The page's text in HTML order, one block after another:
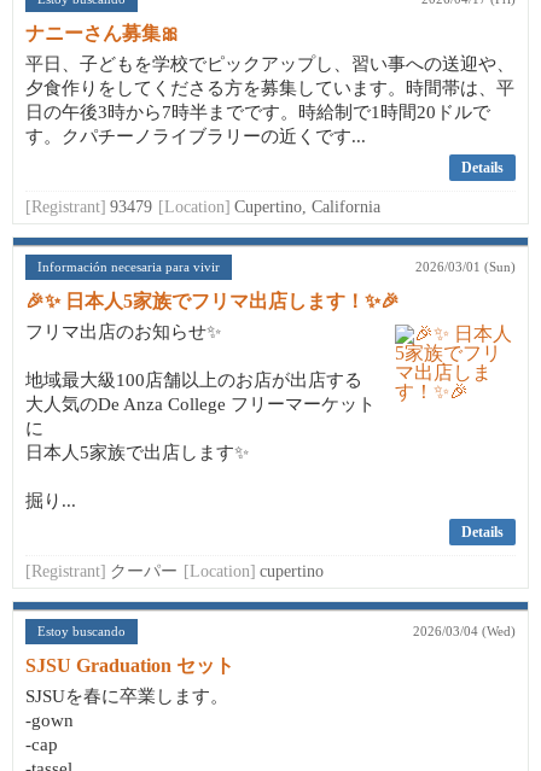
ナニーさん募集🎀
平日、子どもを学校でピックアップし、習い事への送迎や、
夕食作りをしてくださる方を募集しています。時間帯は、平
日の午後3時から7時半までです。時給制で1時間20ドルで
す。クパチーノライブラリーの近くです...
Details
[Registrant] 93479 [Location] Cupertino, California
Información necesaria para vivir 2026/03/01 (Sun)
🎉✨ 日本人5家族でフリマ出店します！✨🎉
フリマ出店のお知らせ✨
地域最大級100店舗以上のお店が出店する
大人気のDe Anza College フリーマーケット
に
日本人5家族で出店します✨
掘り...
Details
[Registrant] クーパー [Location] cupertino
Estoy buscando 2026/03/04 (Wed)
SJSU Graduation セット
SJSUを春に卒業します。
-gown
-cap